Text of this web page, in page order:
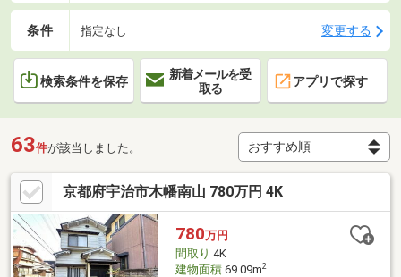
条件 指定なし 変更する
検索条件を保存
新着メールを受
取る
アプリで探す
63件が該当しました。
京都府宇治市木幡南山 780万円 4K
780万円
間取り 4K
建物面積69.09m2